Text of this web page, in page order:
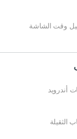
وقت الشاشة
أندرويد
الثقيلة